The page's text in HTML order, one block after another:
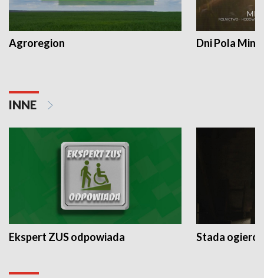
Agroregion Dni Pola
INNE
Ekspert ZUS odpowiada Stada